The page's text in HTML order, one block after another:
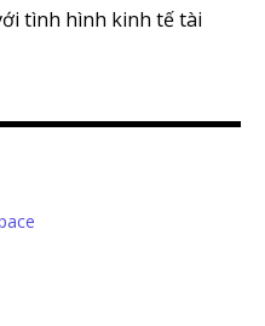
tình hình kinh tế tài